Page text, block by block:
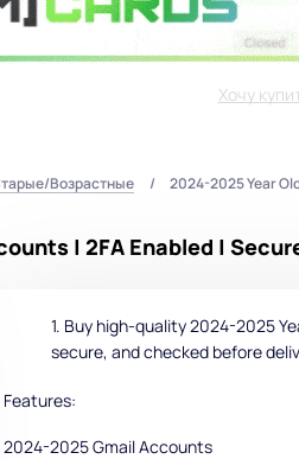
Хочу
Возрастные 2024-2025 Year
| 2FA Enabled |
Buy high-quality 2024-2025
secure, and checked before
Features:
2024-2025 Gmail Accounts